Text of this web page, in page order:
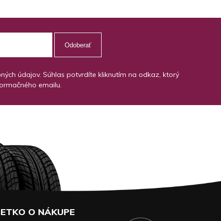
Odoberať
údajov. Súhlas potvrdíte kliknutím na odkaz, ktorý
emailu.
O NÁKUPE